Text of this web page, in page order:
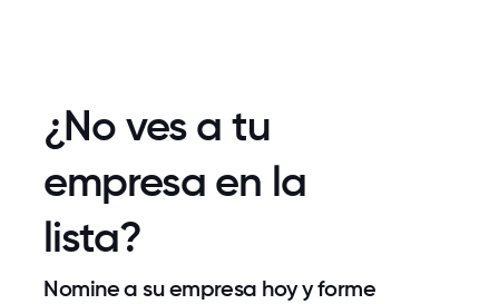
¿No ves a tu
empresa en la
lista?
Nomine a su empresa hoy y forme